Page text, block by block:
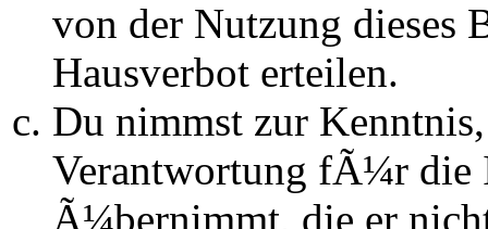
von der Nutzung dieses
Hausverbot erteilen.
Du nimmst zur
Verantwortung fÃ¼r die
Ã¼bernimmt, die er